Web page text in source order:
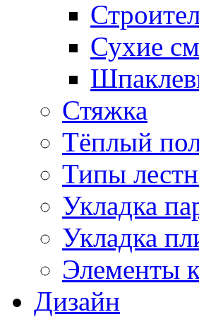
Сухие
Стяжка
Тёплый
Типы
Укладка
Укладка
Элементы
Дизайн